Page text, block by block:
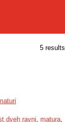
5 results
dveh ravni, matura,